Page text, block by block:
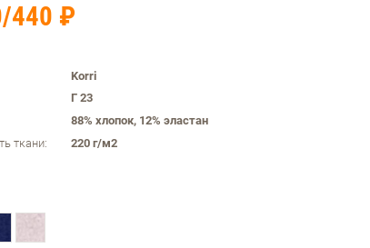
440 ₽
Korri
Г 23
88% хлопок, 12% эластан
ткани:
220 г/м2